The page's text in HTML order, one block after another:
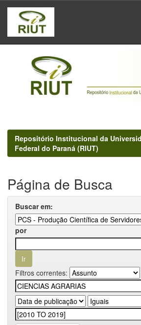
Skip
navigation
Repositório Institucional da
Federal do Paraná (RIUT)
Página de Busca
Buscar em:
por
Filtros correntes: